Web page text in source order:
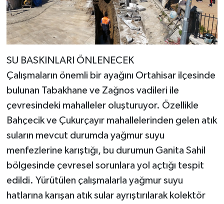
SU BASKINLARI ÖNLENECEK
Çalışmaların önemli bir ayağını Ortahisar ilçesinde
bulunan Tabakhane ve Zağnos vadileri ile
çevresindeki mahalleler oluşturuyor. Özellikle
Bahçecik ve Çukurçayır mahallelerinden gelen atık
suların mevcut durumda yağmur suyu
menfezlerine karıştığı, bu durumun Ganita Sahil
bölgesinde çevresel sorunlara yol açtığı tespit
edildi. Yürütülen çalışmalarla yağmur suyu
hatlarına karışan atık sular ayrıştırılarak kolektör